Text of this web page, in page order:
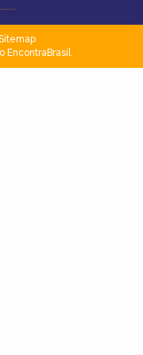
EncontraBrasil